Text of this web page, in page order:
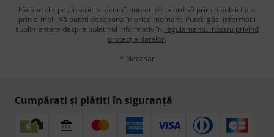
Făcând clic pe „Înscrie-te acum”, sunteți de acord să primiți publicitate
prin e-mail. Vă puteți dezabona în orice moment. Puteți găsi informații
suplimentare despre buletinul informativ în regulamentul nostru privind
protecția datelor.
* Necesar
Cumpărați și plătiți în siguranță